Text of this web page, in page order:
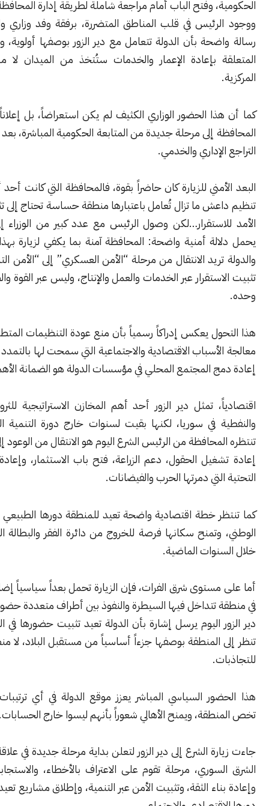
وفتح الباب أمام مراجعة شاملة لطريقة إدارة المحافظة.
في قلب المناطق المتضررة، برفقة وفد وزاري واسع، حمل
بأن الدولة تتعامل مع دير الزور بوصفها أولوية، وأن القرارات
بإعادة الإعمار والخدمات ستُتخذ من الميدان لا من المكاتب
الحضور الوزاري الكثيف لم يكن استعراضاً، بل إعلاناً عن انتقال
إلى مرحلة جديدة من المتابعة الحكومية المباشرة، بعد سنوات من
والخدمي.
للزيارة كان حاضراً بقوة، فالمحافظة التي كانت أحد أهم معاقل
ما تزال تُعامل باعتبارها منطقة حساسة تحتاج إلى تثبيت طويل
وصول الرئيس مع عدد كبير من الوزراء إلى دير الزور
أمنية واضحة: المحافظة آمنة بما يكفي لزيارة بهذا المستوى،
تريد الانتقال من مرحلة “الأمن العسكري” إلى “الأمن التنموي”، أي
عبر الخدمات والعمل والإنتاج، وليس عبر القوة والطوق الأمني
يعكس إدراكاً رسمياً بأن منع عودة التنظيمات المتطرفة يتطلب
الاقتصادية والاجتماعية التي سمحت لها بالتمدد سابقاً، وأن
المجتمع المحلي في مؤسسات الدولة هو الضمانة الأهم للاستقرار.
تمثل دير الزور أحد أهم المخازن الاستراتيجية للثروات الزراعية
في سوريا، لكنها بقيت لسنوات خارج دورة التنمية الفعلية. وما
من الرئيس الشرع اليوم هو الانتقال من الوعود إلى التنفيذ:
الحقول، دعم الزراعة، فتح باب الاستثمار، وإعادة بناء البنية
دمرتها الحرب والفيضانات.
خطة اقتصادية واضحة تعيد للمنطقة دورها الطبيعي في الاقتصاد
وتمنح سكانها فرصة للخروج من دائرة الفقر والبطالة التي تفاقمت
الماضية.
شرق الفرات، فإن الزيارة تحمل بعداً سياسياً إضافياً، إذ تأتي
تتداخل فيها السيطرة والنفوذ بين أطراف متعددة حضور الرئيس في
اليوم يرسل إشارة بأن الدولة تعيد تثبيت حضورها في الشرق، وأنها
المنطقة بوصفها جزءاً أساسياً من مستقبل البلاد، لا منطقة متروكة
السياسي المباشر يعزز موقع الدولة في أي ترتيبات مستقبلية
ويمنح الأهالي شعوراً بأنهم ليسوا خارج الحسابات.
الشرع إلى دير الزور لتعلن بداية مرحلة جديدة في علاقة الدولة مع
مرحلة تقوم على الاعتراف بالأخطاء، والاستجابة المباشرة،
الثقة، وتثبيت الأمن عبر التنمية، وإطلاق مشاريع تعيد للمحافظة